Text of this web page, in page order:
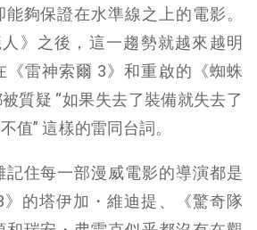
夠保證在水準線之上的電影。
》之後，這一趨勢就越來越明
《雷神索爾 3》和重啟的《蜘蛛
質疑 “如​​果失去了裝備就失去了
值” 這樣的雷同台詞。
住每一部漫威電影的導演都是
的塔伊加・維迪提、《驚奇隊